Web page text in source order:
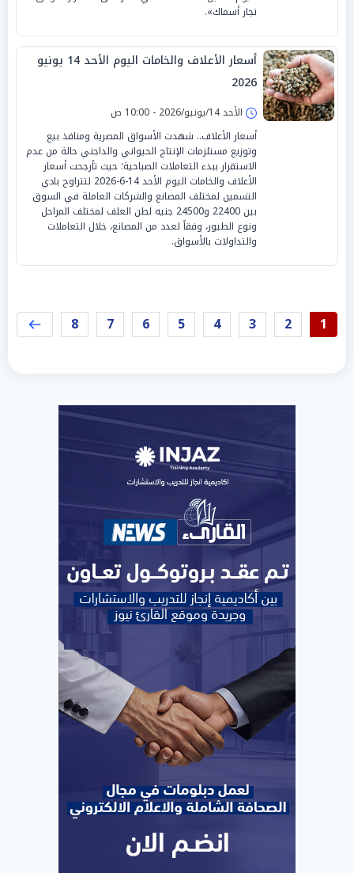
تجار أسماك».
أسعار الأعلاف والخامات اليوم الأحد 14 يونيو
2026
الأحد 14/يونيو/2026 - 10:00 ص
أسعار الأعلاف.. شهدت الأسواق المصرية ومنافذ بيع
وتوزيع مستلزمات الإنتاج الحيواني والداجني حالة من عدم
الاستقرار ببدء التعاملات الصباحية؛ حيث تأرجحت أسعار
الأعلاف والخامات اليوم الأحد 14-6-2026 لتتراوح بادي
التسمين لمختلف المصانع والشركات العاملة في السوق
بين 22400 و24500 جنيه لطن العلف لمختلف المراحل
ونوع الطيور، وفقاً لعدد من المصانع، خلال التعاملات
والتداولات بالأسواق.
1
2
3
4
5
6
7
8